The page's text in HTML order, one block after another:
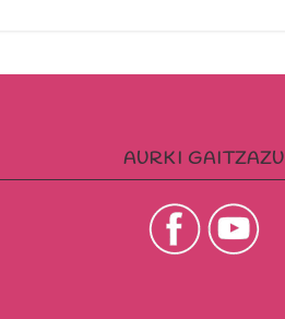
AURKI GAITZAZU